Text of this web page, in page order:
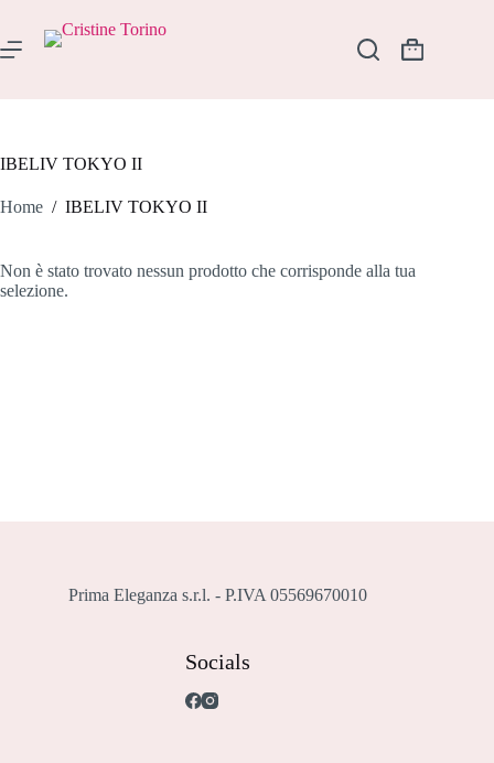
contenuto
Carrello
IBELIV TOKYO II
Home / IBELIV TOKYO II
Non è stato trovato nessun prodotto che corrisponde alla tua
selezione.
Prima Eleganza s.r.l. - P.IVA 05569670010
Socials